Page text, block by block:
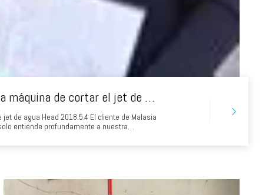
El cliente de Malasia vino a inspeccionar la máquina de cortar el jet de agua en la cabeza
de agua Head 2018.5.4 El cliente de Malasia
entiende profundamente a nuestra